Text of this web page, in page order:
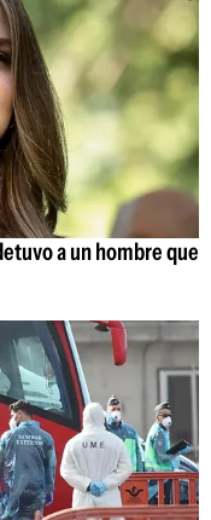
a un hombre que